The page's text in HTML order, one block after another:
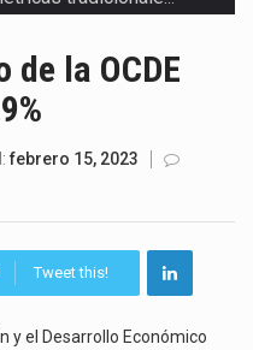
El Gobierno de Estados Unidos ha procesado la devolución de aproximadamente 100,000 millones de dólares…
La Cámara Minera de México (Camimex) proyecta una inversión total de 6,402.2 millones de dólares…
de la OCDE
febrero 15, 2023
Tweet this!
y el Desarrollo Económico